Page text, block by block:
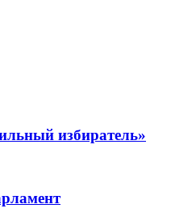
избиратель»